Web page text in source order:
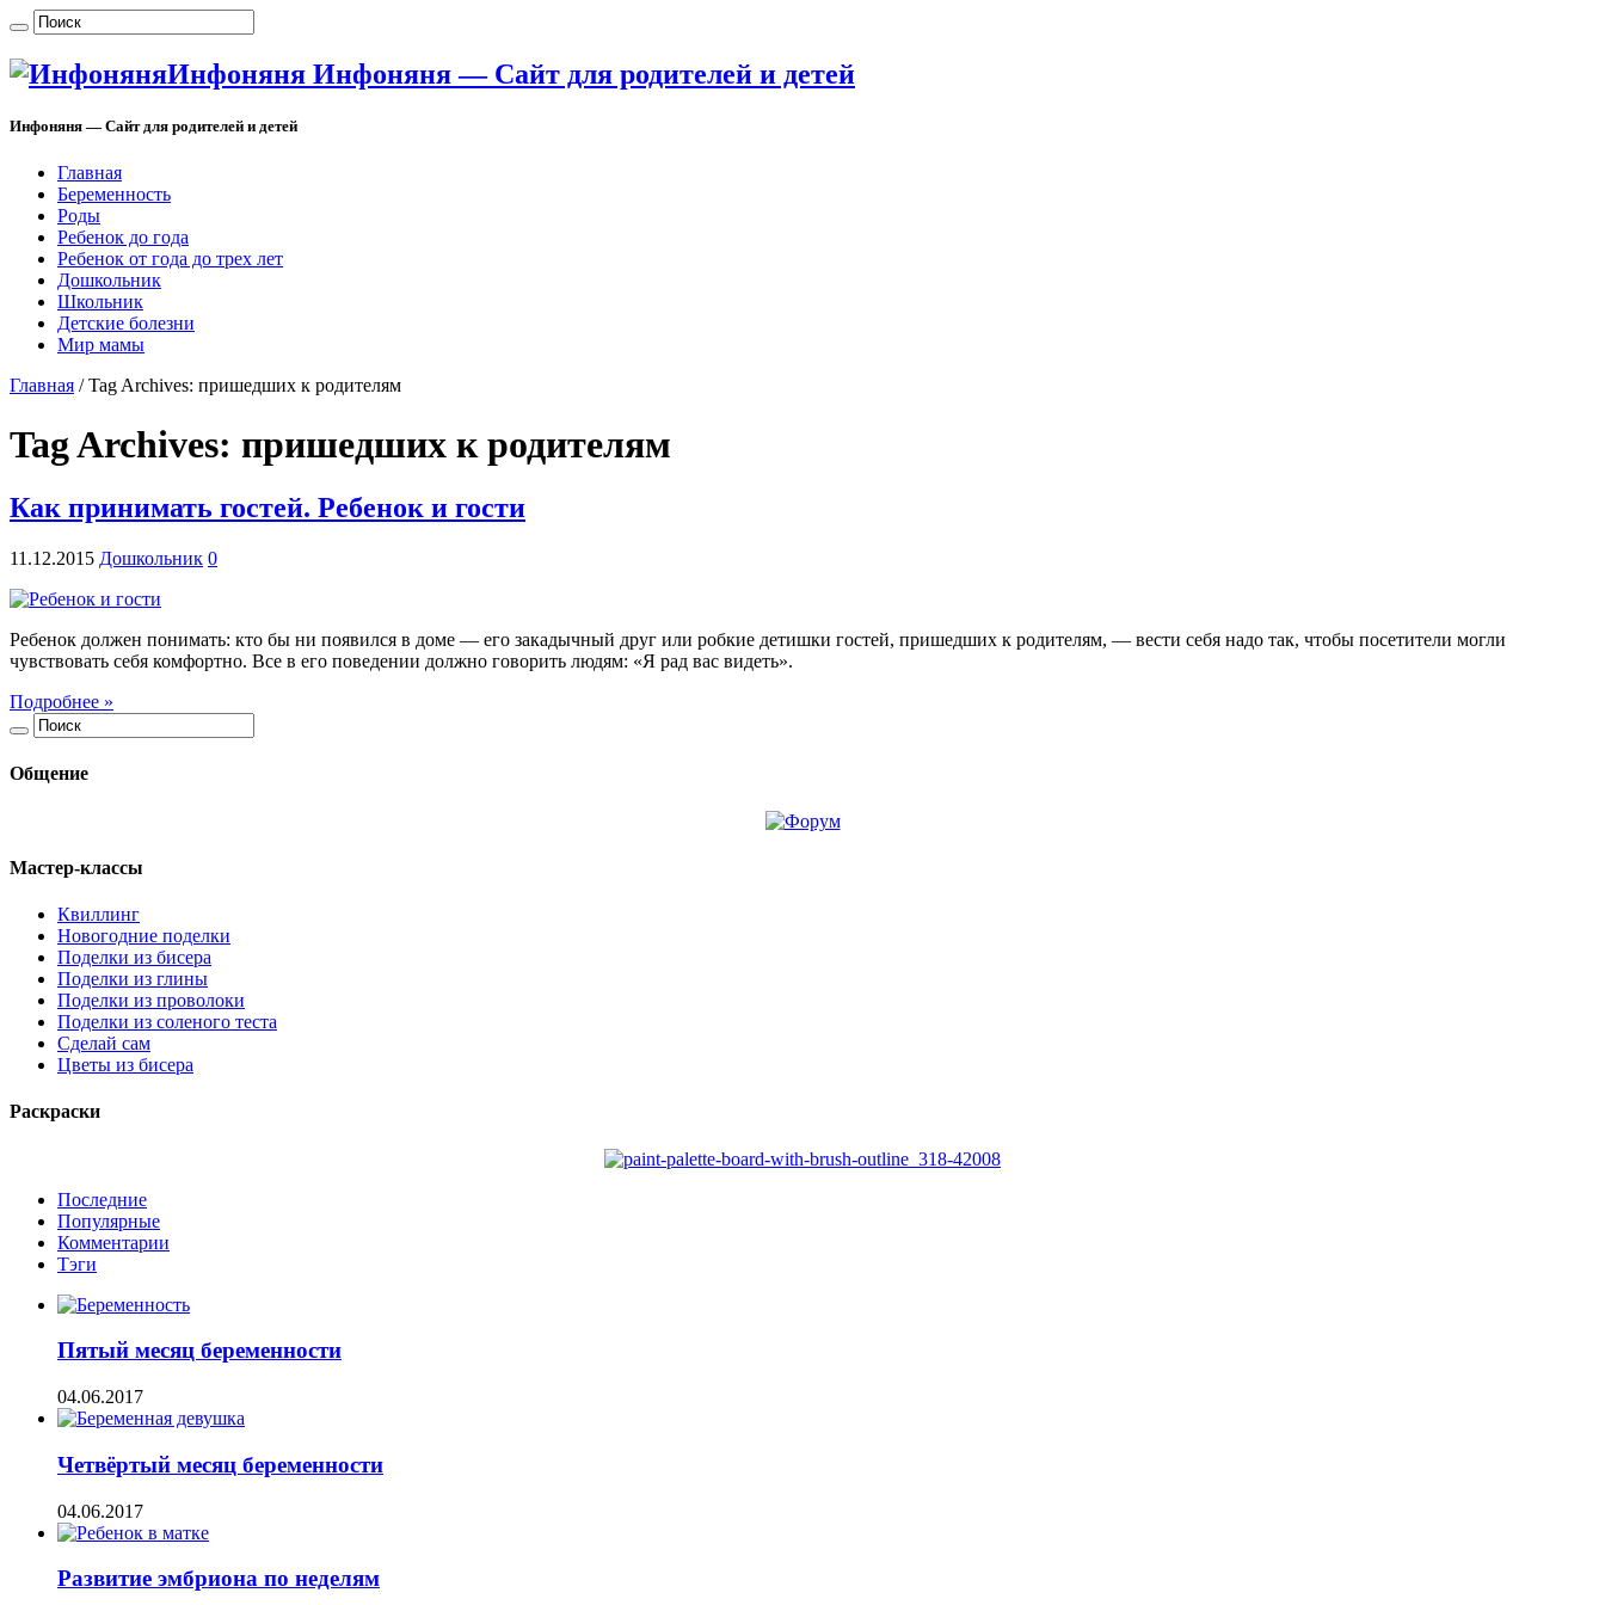
Инфоняня Инфоняня — Сайт для родителей и детей
Инфоняня — Сайт для родителей и детей
Главная
Беременность
Роды
Ребенок до года
Ребенок от года до трех лет
Дошкольник
Школьник
Детские болезни
Мир мамы
Главная / Tag Archives: пришедших к родителям
Tag Archives: пришедших к родителям
Как принимать гостей. Ребенок и гости
11.12.2015 Дошкольник 0
Ребенок должен понимать: кто бы ни появился в доме — его закадычный друг или робкие детишки гостей, пришедших к родителям, — вести себя надо так, чтобы посетители могли
чувствовать себя комфортно. Все в его поведении должно говорить людям: «Я рад вас видеть».
Подробнее »
Общение
Мастер-классы
Квиллинг
Новогодние поделки
Поделки из бисера
Поделки из глины
Поделки из проволоки
Поделки из соленого теста
Сделай сам
Цветы из бисера
Раскраски
Последние
Популярные
Комментарии
Тэги
Пятый месяц беременности
04.06.2017
Четвёртый месяц беременности
04.06.2017
Развитие эмбриона по неделям